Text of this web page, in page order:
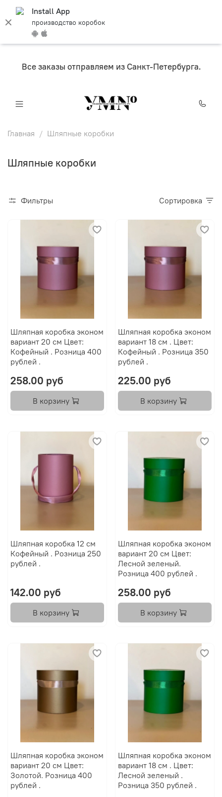
Install App
производство коробок
Все заказы отправляем из Санкт-Петербурга.
Главная Шляпные коробки
Шляпные коробки
Фильтры Сортировка
Шляпная коробка эконом
вариант 20 см Цвет:
Кофейный . Розница 400
рублей .
258.00 руб
В корзину
Шляпная коробка эконом
вариант 18 см . Цвет:
Кофейный . Розница 350
рублей .
225.00 руб
В корзину
Шляпная коробка 12 см
Кофейный . Розница 250
рублей .
142.00 руб
В корзину
Шляпная коробка эконом
вариант 20 см Цвет:
Лесной зеленый.
Розница 400 рублей .
258.00 руб
В корзину
Шляпная коробка эконом
вариант 20 см Цвет:
Золотой. Розница 400
рублей .
Шляпная коробка эконом
вариант 18 см . Цвет:
Лесной зеленый .
Розница 350 рублей .